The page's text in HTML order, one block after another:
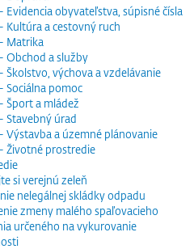
Evidencia obyvateľstva, súpisné čísla
Kultúra a cestovný ruch
Matrika
Obchod a služby
Školstvo, výchova a vzdelávanie
Sociálna pomoc
Šport a mládež
Stavebný úrad
Výstavba a územné plánovanie
Životné prostredie
si verejnú zeleň
nelegálnej skládky odpadu
zmeny malého spaľovacieho
určeného na vykurovanie